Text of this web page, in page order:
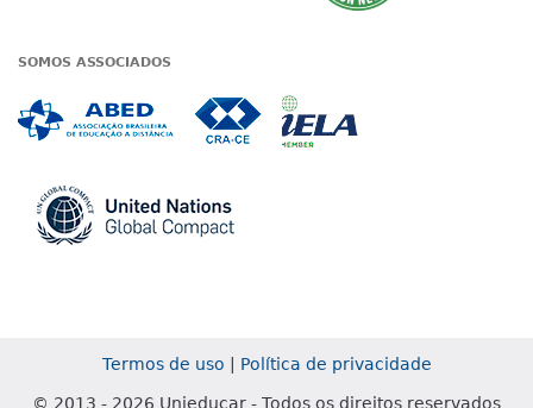
SOMOS ASSOCIADOS
Termos de uso Política de privacidade
© 2013 - 2026 Unieducar - Todos os direitos reservados